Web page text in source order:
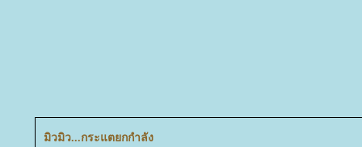
มิวมิว...กระแตยกกำลัง